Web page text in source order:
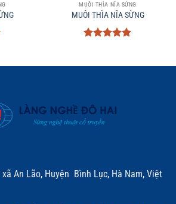
MUÔI THÌA NĨA SỪNG
MUÔI THÌA NĨA SỪNG
sao
An Lão, Huyện Bình Lục, Hà Nam, Việt